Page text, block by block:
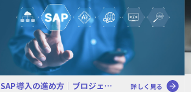
SAP導入の進め方｜プロジェ… 詳しく見る